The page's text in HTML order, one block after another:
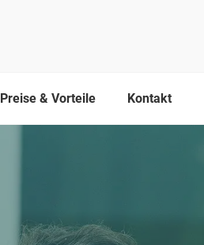
Preise & Vorteile Kontakt